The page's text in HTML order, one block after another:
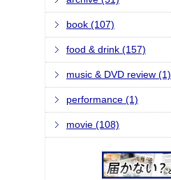
book (107)
food & drink (157)
music & DVD review (1)
performance (1)
movie (108)